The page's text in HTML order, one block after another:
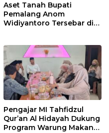
Aset Tanah Bupati
Pemalang Anom
Widiyantoro Tersebar di
Pengajar MI Tahfidzul
Qur’an Al Hidayah Dukung
Program Warung Makan